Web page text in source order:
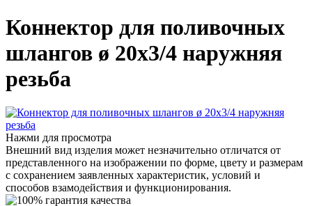
Коннектор для поливочных
шлангов ø 20х3/4 наружняя
резьба
Нажми для просмотра
Внешний вид изделия может незначительно отличатся от
представленного на изображении по форме, цвету и размерам
с сохранением заявленных характеристик, условий и
способов взамодействия и функционирования.